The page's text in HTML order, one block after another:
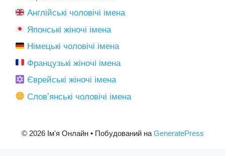
Англійські чоловічі імена
Японські жіночі імена
Німецькі чоловічі імена
Французькі жіночі імена
Єврейські жіночі імена
Словʼянські чоловічі імена
© 2026 Ім'я Онлайн• Побудований на GeneratePress